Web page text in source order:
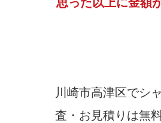
川崎市高津区でシ
査・お見積りは無